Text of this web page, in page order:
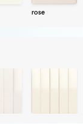
rose